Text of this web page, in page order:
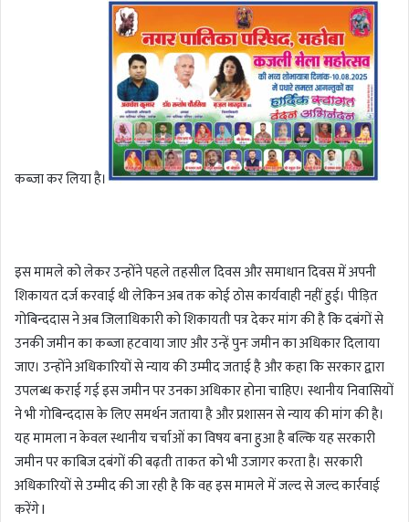
कब्जा कर लिया है।
इस मामले को लेकर उन्होंने पहले तहसील दिवस और समाधान दिवस में अपनी
शिकायत दर्ज करवाई थी लेकिन अब तक कोई ठोस कार्यवाही नहीं हुई। पीड़ित
गोबिन्ददास ने अब जिलाधिकारी को शिकायती पत्र देकर मांग की है कि दबंगों से
उनकी जमीन का कब्जा हटवाया जाए और उन्हें पुनः जमीन का अधिकार दिलाया
जाए। उन्होंने अधिकारियों से न्याय की उम्मीद जताई है और कहा कि सरकार द्वारा
उपलब्ध कराई गई इस जमीन पर उनका अधिकार होना चाहिए। स्थानीय निवासियों
ने भी गोबिन्ददास के लिए समर्थन जताया है और प्रशासन से न्याय की मांग की है।
यह मामला न केवल स्थानीय चर्चाओं का विषय बना हुआ है बल्कि यह सरकारी
जमीन पर काबिज दबंगों की बढ़ती ताकत को भी उजागर करता है। सरकारी
अधिकारियों से उम्मीद की जा रही है कि वह इस मामले में जल्द से जल्द कार्रवाई
करेंगे l